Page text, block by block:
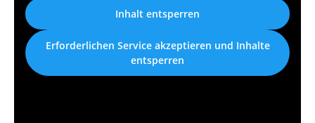
Inhalt entsperren
Erforderlichen Service akzeptieren und Inhalte
entsperren